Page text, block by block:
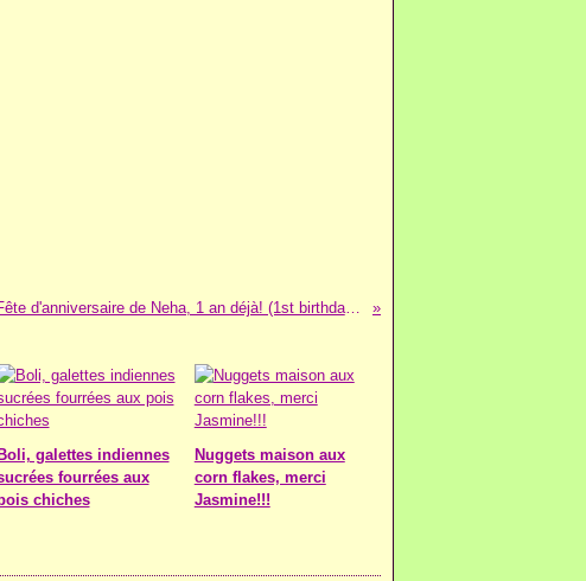
Fête d'anniversaire de Neha, 1 an déjà! (1st birthday party!)
Boli, galettes indiennes
fourrées aux
chiches
Nuggets maison aux
corn flakes, merci
Jasmine!!!